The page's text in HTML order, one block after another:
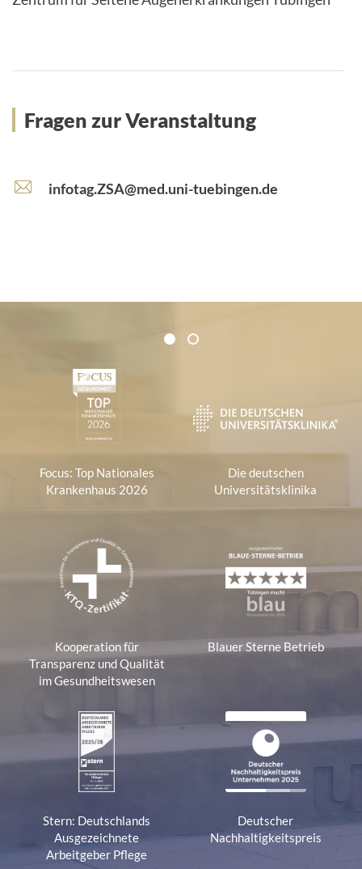
Fragen zur Veranstaltung
E
:
infotag.ZSA@med.uni-tuebingen.de
Zertifikate und Verbände
1 2
Focus: Top Nationales
Krankenhaus 2026
Die deutschen
Universitätsklinika
Kooperation für
Transparenz und Qualität
im Gesundheitswesen
Blauer Sterne Betrieb
Stern: Deutschlands
Ausgezeichnete
Arbeitgeber Pflege
Deutscher
Nachhaltigkeitspreis